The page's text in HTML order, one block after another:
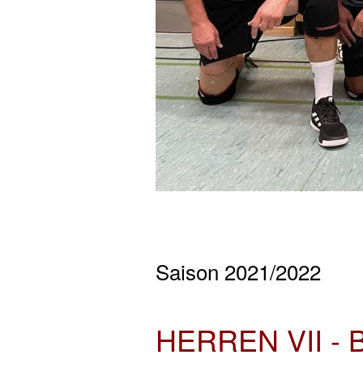
Saison 2021/2022
HERREN VII -